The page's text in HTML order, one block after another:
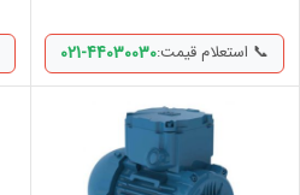
📞 استعلام قیمت:021-44030030